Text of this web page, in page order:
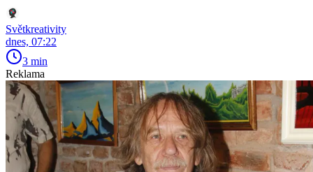
Světkreativity
dnes, 07:22
3 min
Reklama